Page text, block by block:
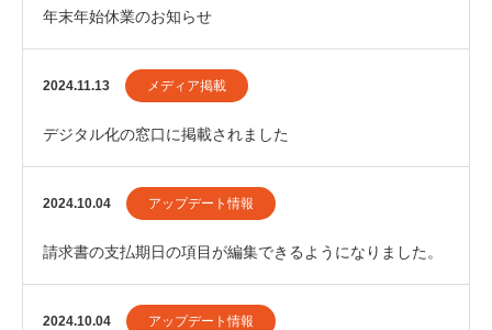
年末年始休業のお知らせ
2024.11.13 メディア掲載
デジタル化の窓口に掲載されました
2024.10.04 アップデート情報
請求書の支払期日の項目が編集できるようになりました。
2024.10.04 アップデート情報